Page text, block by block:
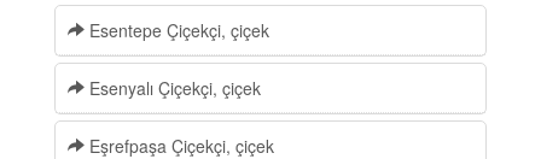
Esentepe Çiçekçi, çiçek
Esenyalı Çiçekçi, çiçek
Eşrefpaşa Çiçekçi, çiçek